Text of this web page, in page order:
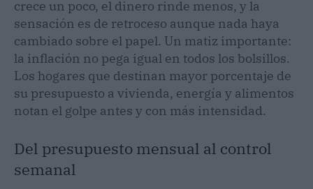
crece un poco, el dinero rinde menos, y la
sensación es de retroceso aunque nada haya
cambiado sobre el papel. Un matiz importante:
la inflación no pega igual en todos los bolsillos.
Los hogares que destinan mayor porcentaje de
su presupuesto a vivienda, energía y alimentos
notan el golpe antes y con más intensidad.
Del presupuesto mensual al control
semanal